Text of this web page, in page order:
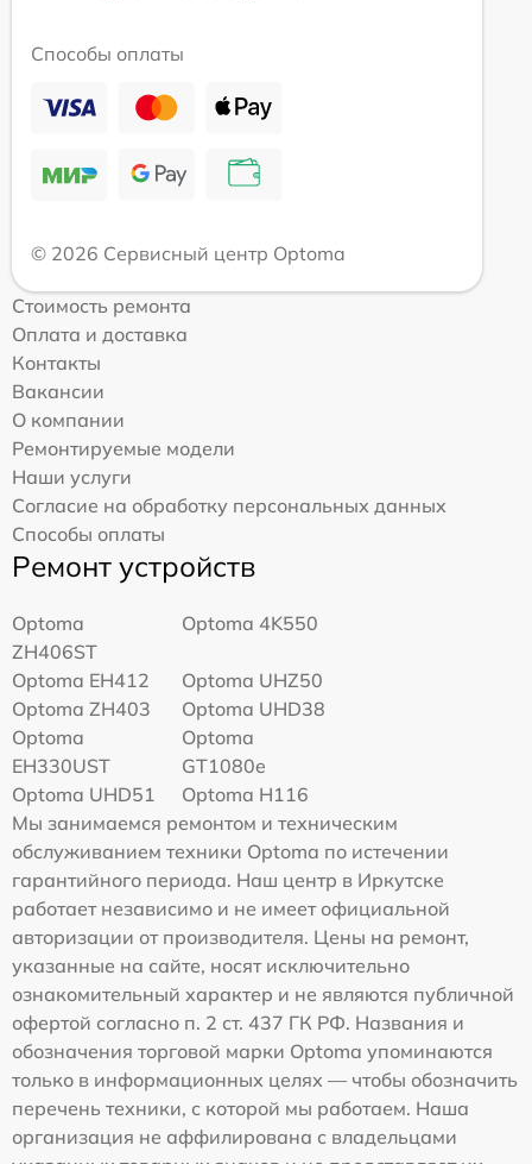
Способы оплаты
© 2026 Сервисный центр Optoma
Стоимость ремонта
Оплата и доставка
Контакты
Вакансии
О компании
Ремонтируемые модели
Наши услуги
Согласие на обработку персональных данных
Способы оплаты
Ремонт устройств
Optoma
ZH406ST
Optoma 4K550
Optoma EH412
Optoma UHZ50
Optoma ZH403
Optoma UHD38
Optoma
EH330UST
Optoma
GT1080e
Optoma UHD51
Optoma H116
Мы занимаемся ремонтом и техническим
обслуживанием техники Optoma по истечении
гарантийного периода. Наш центр в Иркутске
работает независимо и не имеет официальной
авторизации от производителя. Цены на ремонт,
указанные на сайте, носят исключительно
ознакомительный характер и не являются публичной
офертой согласно п. 2 ст. 437 ГК РФ. Названия и
обозначения торговой марки Optoma упоминаются
только в информационных целях — чтобы обозначить
перечень техники, с которой мы работаем. Наша
организация не аффилирована с владельцами